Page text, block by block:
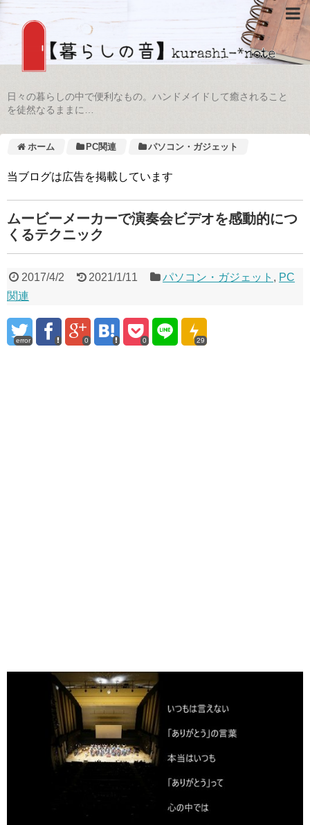
日々の暮らしの中で便利なもの。ハンドメイドして癒されること
を徒然なるままに…
ホーム PC関連 パソコン・ガジェット
当ブログは広告を掲載しています
ムービーメーカーで演奏会ビデオを感動的につ
くるテクニック
2017/4/2 2021/1/11 パソコン・ガジェット , PC
関連
error 0 0 29